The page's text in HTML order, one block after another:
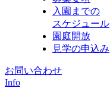
入園までの
スケジュール
園庭開放
見学の申込み
お問い合わせ
Info